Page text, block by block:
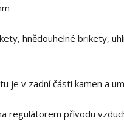
hnědouhelné brikety,
je v zadní části kamen a
regulátorem přívodu